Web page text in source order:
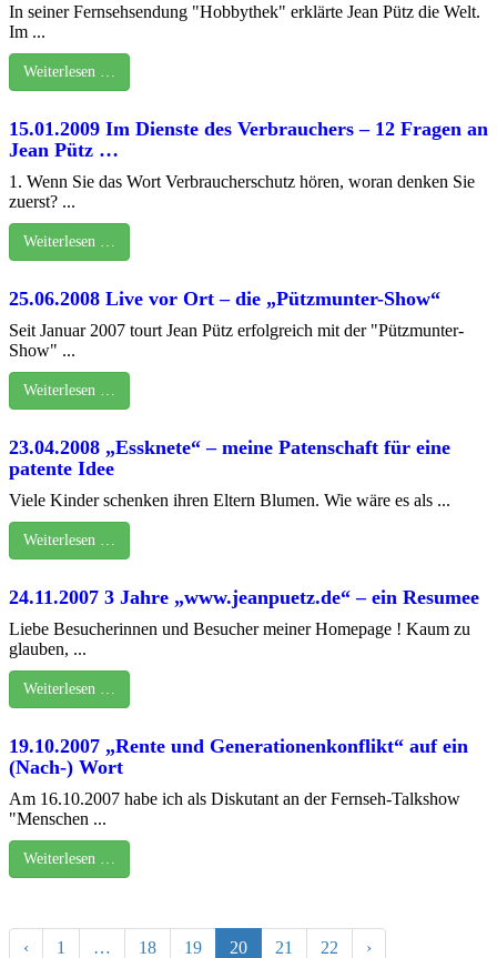
In seiner Fernsehsendung "Hobbythek" erklärte Jean Pütz die Welt.
Im ...
Weiterlesen …
15.01.2009 Im Dienste des Verbrauchers – 12 Fragen an
Jean Pütz …
1. Wenn Sie das Wort Verbraucherschutz hören, woran denken Sie
zuerst? ...
Weiterlesen …
25.06.2008 Live vor Ort – die „Pützmunter-Show“
Seit Januar 2007 tourt Jean Pütz erfolgreich mit der "Pützmunter-
Show" ...
Weiterlesen …
23.04.2008 „Essknete“ – meine Patenschaft für eine
patente Idee
Viele Kinder schenken ihren Eltern Blumen. Wie wäre es als ...
Weiterlesen …
24.11.2007 3 Jahre „www.jeanpuetz.de“ – ein Resumee
Liebe Besucherinnen und Besucher meiner Homepage ! Kaum zu
glauben, ...
Weiterlesen …
19.10.2007 „Rente und Generationenkonflikt“ auf ein
(Nach-) Wort
Am 16.10.2007 habe ich als Diskutant an der Fernseh-Talkshow
"Menschen ...
Weiterlesen …
‹ 1 … 18 19 20 21 22 ›